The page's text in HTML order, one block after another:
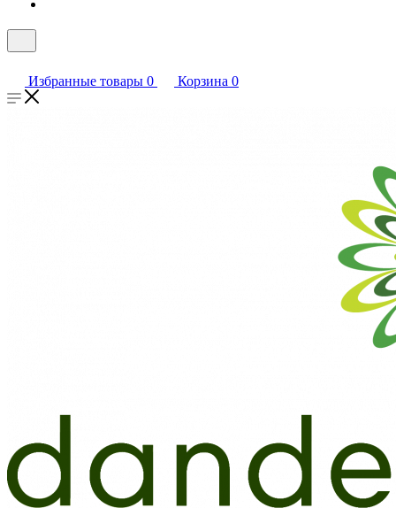
Избранные товары 0 Корзина 0